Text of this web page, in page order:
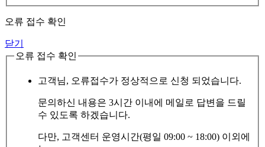
오류 접수 확인
닫기
오류 접수 확인
고객님, 오류접수가 정상적으로 신청 되었습니다.
문의하신 내용은 3시간 이내에 메일로 답변을 드릴
수 있도록 하겠습니다.
다만, 고객센터 운영시간(평일 09:00 ~ 18:00) 이외에